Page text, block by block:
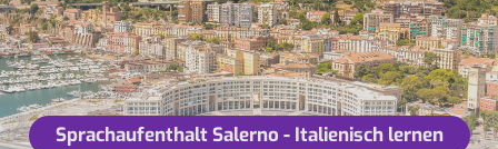
Sprachaufenthalt Salerno - Italienisch lernen